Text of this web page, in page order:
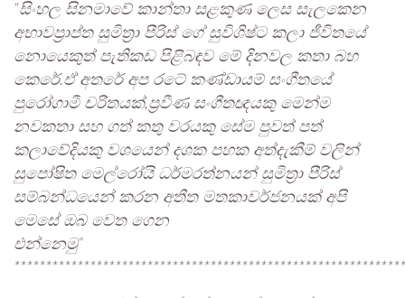
“සිංහල සිනමාවේ කාන්තා සළකුණ ලෙස සැලකෙන
අභාවප්‍රාප්ත සුමිත්‍රා පීරිස් ගේ සුවිශිෂ්ට කලා ජීවිතයේ
නොයෙකුත් පැතිකඩ පිළිබඳව මේ දිනවල කතා බහ
කෙරේ.ඒ අතරේ අප රටේ කණ්ඩායම් සංගීතයේ
පුරෝගාමී චරිතයක්,ප්‍රවීණ සංගීතඥයකු මෙන්ම
නවකතා සහ ගත් කතු වරයකු සේම පුවත් පත්
කලාවේදියකු වශයෙන් දශක පහක අත්දැකීම් වලින්
සුපෝෂිත මෙල්රෝයි ධර්මරත්නයන් සුමිත්‍රා පීරිස්
සම්බන්ධයෙන් කරන අතීත මතකාවර්ජනයක් අපි
මෙසේ ඔබ වෙත ගෙන
එන්නෙමු”
**************************************************************